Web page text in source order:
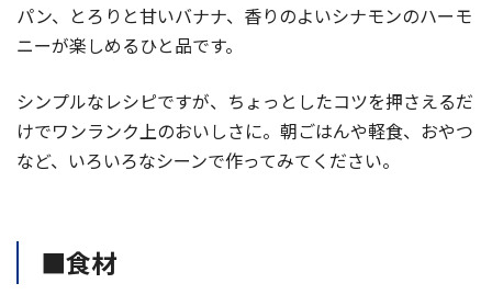
パン、とろりと甘いバナナ、香りのよいシナモンのハーモ
ニーが楽しめるひと品です。
シンプルなレシピですが、ちょっとしたコツを押さえるだ
けでワンランク上のおいしさに。朝ごはんや軽食、おやつ
など、いろいろなシーンで作ってみてください。
■食材